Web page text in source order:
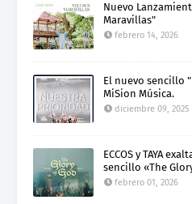
Nuevo
Maravillas"
febrero 14, 2026
El nuevo sencillo
MiSion Música.
diciembre 09, 2025
ECCOS y TAYA
sencillo «The
febrero 01, 2026